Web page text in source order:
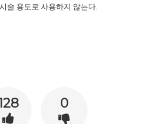
시술 용도로 사용하지 않는다.
0